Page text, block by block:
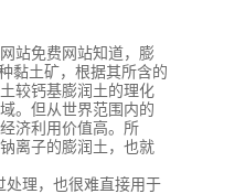
站免费网站知道，膨
黏土矿，根据其所含的
较钙基膨润土的理化
。但从世界范围内的
济利用价值高。所
离子的膨润土，也就
处理，也很难直接用于